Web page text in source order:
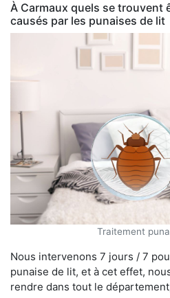
À Carmaux quels se trouvent
causés par les punaises de lit
Traitement
Nous intervenons 7 jours / 7
punaise de lit, et à cet effet,
rendre dans tout le